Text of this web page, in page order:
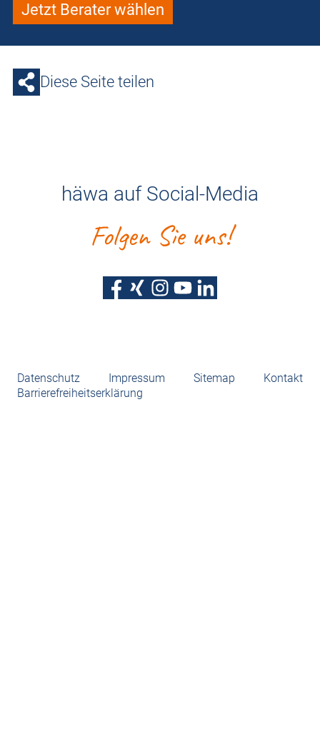
Jetzt Berater wählen
Diese Seite teilen
häwa auf Social-Media
Folgen Sie uns!
Datenschutz Impressum Sitemap
Kontakt
Barrierefreiheitserklärung